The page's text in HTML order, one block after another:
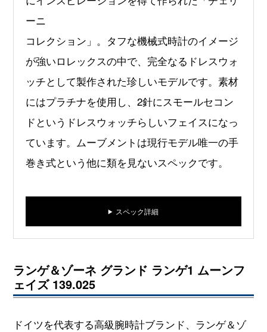
ーニ
コレクション」。タフな機械式時計のイメージ
が強いロレックスの中で、完全なるドレスウォ
ッチとして製作された珍しいモデルです。素材
にはプラチナを使用し、2針にスモールセコン
ドというドレスウォッチらしいフェイスになっ
ています。ムーブメントは現行モデル唯一の手
巻き式という他に類を見ないスペックです。
スペック詳細
ランゲ＆ゾーネ グランド ランゲ1 ムーンフ
ェイズ 139.025
ドイツを代表する高級腕時計ブランド、ランゲ＆ゾ